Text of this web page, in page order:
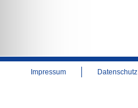
Impressum Datenschutz